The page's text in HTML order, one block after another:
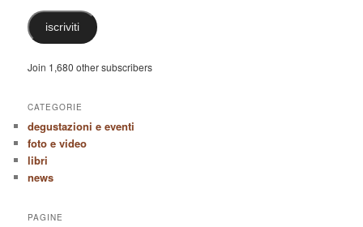
iscriviti
Join 1,680 other subscribers
CATEGORIE
degustazioni e eventi
foto e video
libri
news
PAGINE